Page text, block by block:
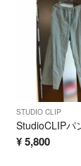
STUDIO CLIP
StudioCLIPパ
¥5,800